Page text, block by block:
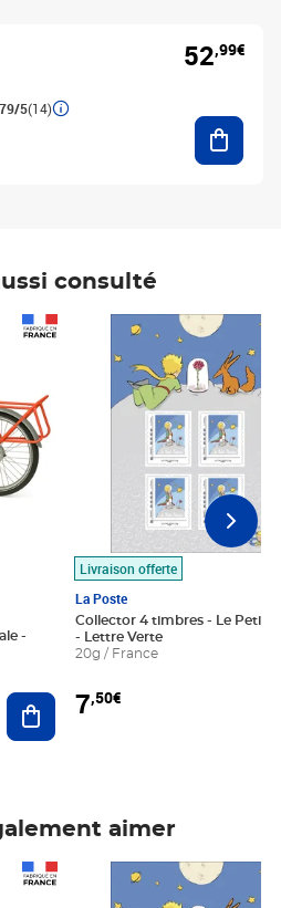
5(14)
52,99€
consulté
Ajouter au panier
Livraison offerte
La Poste
Collector 4 timbres - Le Petit
- Lettre Verte
20g / France
7,50€
Prix 7,50€
aimer
Prix 7,50€